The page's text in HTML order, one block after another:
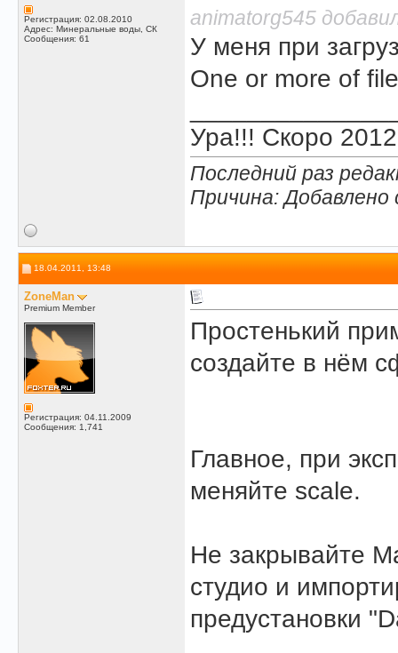
Регистрация: 02.08.2010
Адрес: Минеральные воды, СК
Сообщения: 61
animatorg545
У меня при
One or more of
Ура!!! Скоро
Последний раз
Причина:
18.04.2011, 13:48
ZoneMan
Premium Member
Регистрация: 04.11.2009
Сообщения: 1,741
Простенький
создайте в нём
Главное, при
меняйте scale.
Не закрывайте
студио и
предустановки